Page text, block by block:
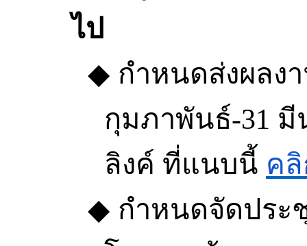
ไป
◆ กำหนดส่งผลง
กุมภาพันธ์-31 มี
ลิงค์ ที่แนบนี้ คลิ
◆ กำหนดจัดประ